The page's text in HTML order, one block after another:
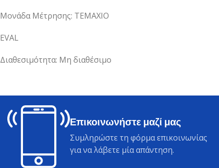
Μονάδα Μέτρησης: ΤΕΜΑΧΙΟ
EVAL
Διαθεσιμότητα: Μη διαθέσιμο
Επικοινωνήστε μαζί μας
Συμληρώστε τη φόρμα επικοινωνίας
για να λάβετε μία απάντηση.